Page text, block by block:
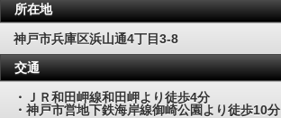
所在地
神戸市兵庫区浜山通4丁目3-8
交通
・ＪＲ和田岬線和田岬より徒歩4分
・神戸市営地下鉄海岸線御崎公園より徒歩10分